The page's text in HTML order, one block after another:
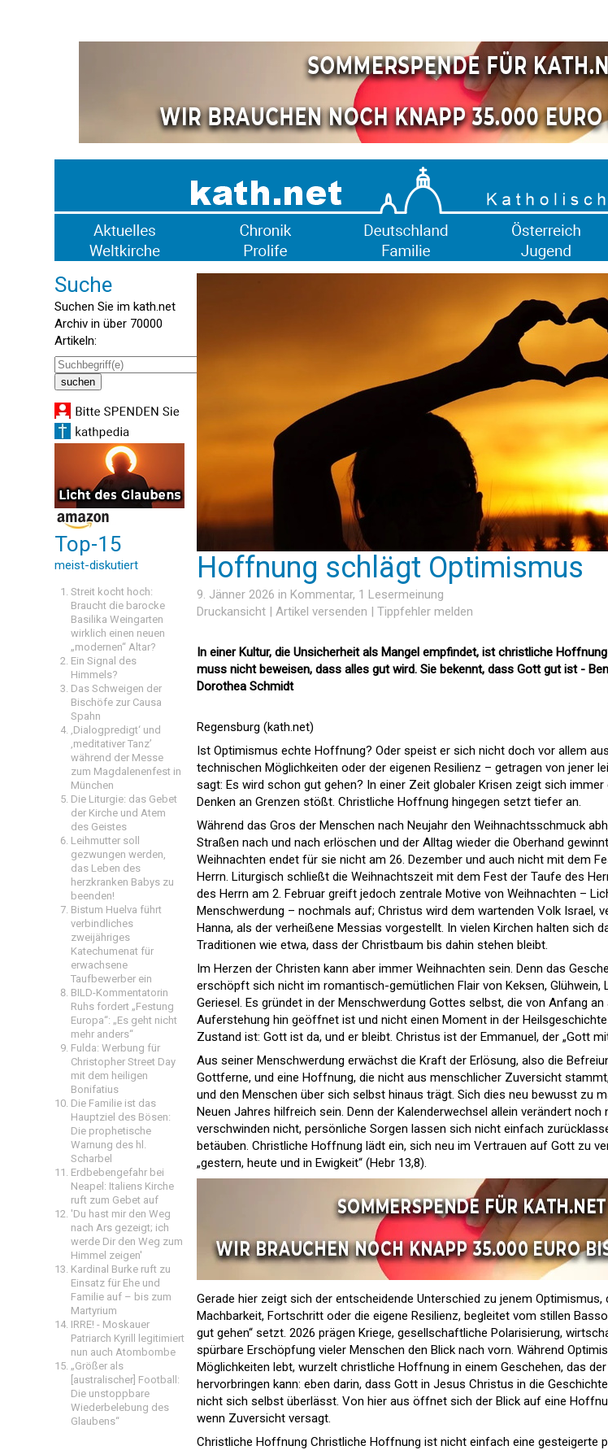
Suche
Suchen Sie im kath.net
Archiv in über 70000
Artikeln:
Top-15
meist-diskutiert
Streit kocht hoch:
Braucht die barocke
Basilika Weingarten
wirklich einen neuen
„modernen“ Altar?
Ein Signal des
Himmels?
Das Schweigen der
Bischöfe zur Causa
Spahn
‚Dialogpredigt‘ und
‚meditativer Tanz’
während der Messe
zum Magdalenenfest in
München
Die Liturgie: das Gebet
der Kirche und Atem
des Geistes
Leihmutter soll
gezwungen werden,
das Leben des
herzkranken Babys zu
beenden!
Bistum Huelva führt
verbindliches
zweijähriges
Katechumenat für
erwachsene
Taufbewerber ein
BILD-Kommentatorin
Ruhs fordert „Festung
Europa“: „Es geht nicht
mehr anders“
Fulda: Werbung für
Christopher Street Day
mit dem heiligen
Bonifatius
Die Familie ist das
Hauptziel des Bösen:
Die prophetische
Warnung des hl.
Scharbel
Erdbebengefahr bei
Neapel: Italiens Kirche
ruft zum Gebet auf
'Du hast mir den Weg
nach Ars gezeigt; ich
werde Dir den Weg zum
Himmel zeigen'
Kardinal Burke ruft zu
Einsatz für Ehe und
Familie auf – bis zum
Martyrium
IRRE! - Moskauer
Patriarch Kyrill legitimiert
nun auch Atombombe
„Größer als
[australischer] Football:
Die unstoppbare
Wiederbelebung des
Glaubens“
Hoffnung schlägt Optimismus
9. Jänner 2026 in Kommentar, 1 Lesermeinung
Druckansicht | Artikel versenden | Tippfehler melden
In einer Kultur, die Unsicherheit als Mangel empfindet, ist christliche
muss nicht beweisen, dass alles gut wird. Sie bekennt, dass Gott gut ist -
Dorothea Schmidt
Regensburg (kath.net)
Ist Optimismus echte Hoffnung? Oder speist er sich nicht doch vor allem
technischen Möglichkeiten oder der eigenen Resilienz – getragen von jener
sagt: Es wird schon gut gehen? In einer Zeit globaler Krisen zeigt sich
Denken an Grenzen stößt. Christliche Hoffnung hingegen setzt tiefer an.
Während das Gros der Menschen nach Neujahr den Weihnachtsschmuck
Straßen nach und nach erlöschen und der Alltag wieder die Oberhand
Weihnachten endet für sie nicht am 26. Dezember und auch nicht mit dem
Herrn. Liturgisch schließt die Weihnachtszeit mit dem Fest der Taufe des
des Herrn am 2. Februar greift jedoch zentrale Motive von Weihnachten –
Menschwerdung – nochmals auf; Christus wird dem wartenden Volk Israel,
Hanna, als der verheißene Messias vorgestellt. In vielen Kirchen halten sich
Traditionen wie etwa, dass der Christbaum bis dahin stehen bleibt.
Im Herzen der Christen kann aber immer Weihnachten sein. Denn das
erschöpft sich nicht im romantisch-gemütlichen Flair von Keksen, Glühwein,
Geriesel. Es gründet in der Menschwerdung Gottes selbst, die von Anfang an
Auferstehung hin geöffnet ist und nicht einen Moment in der
Zustand ist: Gott ist da, und er bleibt. Christus ist der Emmanuel, der „Gott
Aus seiner Menschwerdung erwächst die Kraft der Erlösung, also die
Gottferne, und eine Hoffnung, die nicht aus menschlicher Zuversicht
und den Menschen über sich selbst hinaus trägt. Sich dies neu bewusst zu
Neuen Jahres hilfreich sein. Denn der Kalenderwechsel allein verändert noch
verschwinden nicht, persönliche Sorgen lassen sich nicht einfach
betäuben. Christliche Hoffnung lädt ein, sich neu im Vertrauen auf Gott zu
„gestern, heute und in Ewigkeit“ (Hebr 13,8).
Gerade hier zeigt sich der entscheidende Unterschied zu jenem Optimismus,
Machbarkeit, Fortschritt oder die eigene Resilienz, begleitet vom stillen
gut gehen“ setzt. 2026 prägen Kriege, gesellschaftliche Polarisierung,
spürbare Erschöpfung vieler Menschen den Blick nach vorn. Während
Möglichkeiten lebt, wurzelt christliche Hoffnung in einem Geschehen, das
hervorbringen kann: eben darin, dass Gott in Jesus Christus in die
nicht sich selbst überlässt. Von hier aus öffnet sich der Blick auf eine
wenn Zuversicht versagt.
Christliche Hoffnung Christliche Hoffnung ist nicht einfach eine gesteigerte